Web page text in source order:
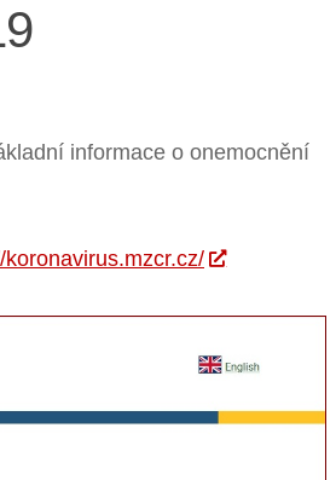
informace o onemocnění
koronavirus.mzcr.cz/